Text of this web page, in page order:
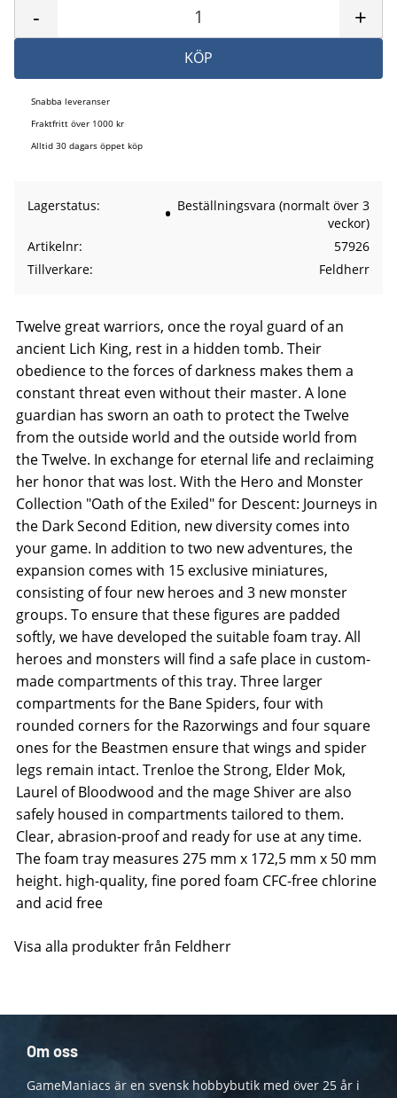
+
-
KÖP
Snabba leveranser
Fraktfritt över 1000 kr
Alltid 30 dagars öppet köp
Lagerstatus
Beställningsvara (normalt över 3
veckor)
Artikelnr
57926
Tillverkare
Feldherr
Twelve great warriors, once the royal guard of an
ancient Lich King, rest in a hidden tomb. Their
obedience to the forces of darkness makes them a
constant threat even without their master. A lone
guardian has sworn an oath to protect the Twelve
from the outside world and the outside world from
the Twelve. In exchange for eternal life and reclaiming
her honor that was lost. With the Hero and Monster
Collection "Oath of the Exiled" for Descent: Journeys in
the Dark Second Edition, new diversity comes into
your game. In addition to two new adventures, the
expansion comes with 15 exclusive miniatures,
consisting of four new heroes and 3 new monster
groups. To ensure that these figures are padded
softly, we have developed the suitable foam tray. All
heroes and monsters will find a safe place in custom-
made compartments of this tray. Three larger
compartments for the Bane Spiders, four with
rounded corners for the Razorwings and four square
ones for the Beastmen ensure that wings and spider
legs remain intact. Trenloe the Strong, Elder Mok,
Laurel of Bloodwood and the mage Shiver are also
safely housed in compartments tailored to them.
Clear, abrasion-proof and ready for use at any time.
The foam tray measures 275 mm x 172,5 mm x 50 mm
height. high-quality, fine pored foam CFC-free chlorine
and acid free
Visa alla produkter från Feldherr
Om oss
GameManiacs är en svensk hobbybutik med över 25 år i